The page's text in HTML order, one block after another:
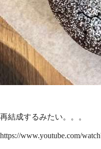
再結成するみたい。。。
https://www.youtube.com/